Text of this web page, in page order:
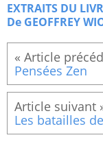
EXTRAITS DU
De GEOFFREY
Pensées Zen
Les batailles